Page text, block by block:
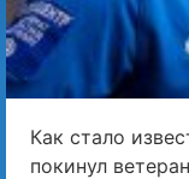
Как стало
покинул